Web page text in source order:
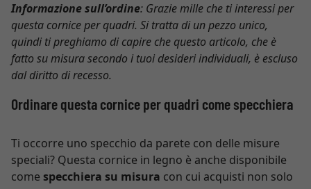
Informazione sull’ordine: Grazie mille che ti interessi per
questa cornice per quadri. Si tratta di un pezzo unico,
quindi ti preghiamo di capire che questo articolo, che è
fatto su misura secondo i tuoi desideri individuali, è escluso
dal diritto di recesso.
Ordinare questa cornice per quadri come specchiera
Ti occorre uno specchio da parete con delle misure
speciali? Questa cornice in legno è anche disponibile
come specchiera su misura con cui acquisti non solo